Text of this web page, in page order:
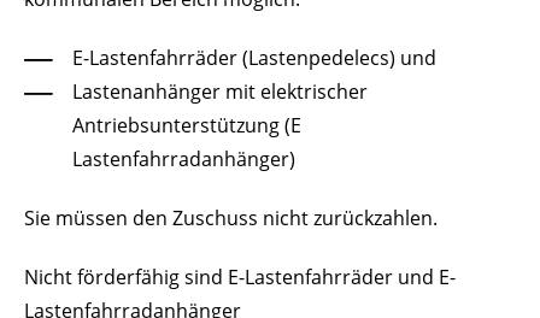
E-Lastenfahrräder (Lastenpedelecs) und
Lastenanhänger mit elektrischer
Antriebsunterstützung (E
Lastenfahrradanhänger)
Sie müssen den Zuschuss nicht zurückzahlen.
Nicht förderfähig sind E-Lastenfahrräder und E-
Lastenfahrradanhänger